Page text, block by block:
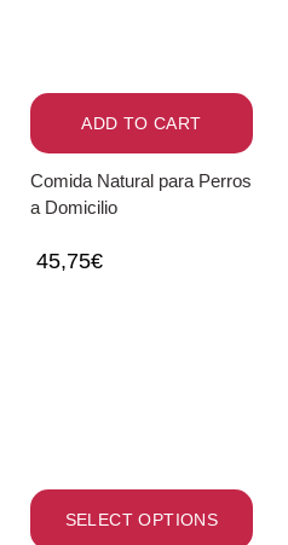
ADD TO CART
Comida Natural para Perros
a Domicilio
45,75€
SELECT OPTIONS